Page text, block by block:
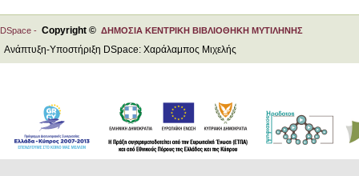
DSpace - Copyright © ΔΗΜΟΣΙΑ ΚΕΝΤΡΙΚΗ ΒΙΒΛΙΟΘΗΚΗ ΜΥΤΙΛΗΝΗΣ
Ανάπτυξη-Υποστήριξη DSpace: Χαράλαμπος Μιχελής